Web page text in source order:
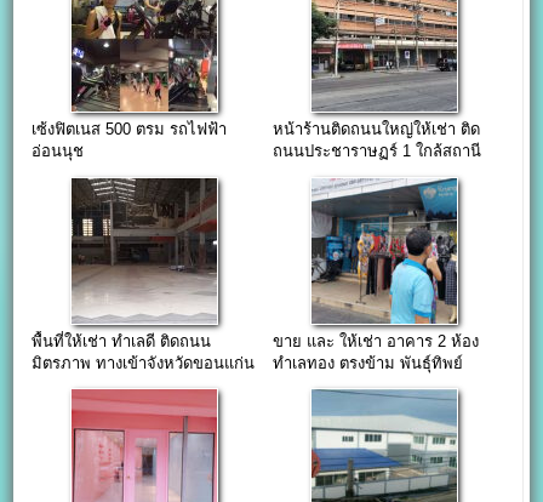
เซ้งฟิตเนส 500 ตรม รถไฟฟ้า
อ่อนนุช
หน้าร้านติดถนนใหญ่ให้เช่า ติด
ถนนประชาราษฏร์ 1 ใกล้สถานี
พื้นที่ให้เช่า ทำเลดี ติดถนน
มิตรภาพ ทางเข้าจังหวัดขอนแก่น
ขาย และ ให้เช่า อาคาร 2 ห้อง
ทำเลทอง ตรงข้าม พันธุ์ทิพย์